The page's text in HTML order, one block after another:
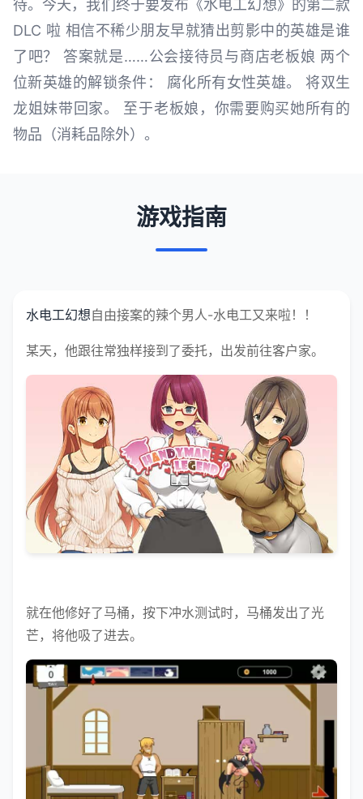
待。今天，我们终于要发布《水电工幻想》的第二款
DLC 啦 相信不稀少朋友早就猜出剪影中的英雄是谁
了吧？ 答案就是……公会接待员与商店老板娘 两个
位新英雄的解锁条件： 腐化所有女性英雄。 将双生
龙姐妹带回家。 至于老板娘，你需要购买她所有的
物品（消耗品除外）。
游戏指南
水电工幻想自由接案的辣个男人-水电工又来啦！！
某天，他跟往常独样接到了委托，出发前往客户家。
就在他修好了马桶，按下冲水测试时，马桶发出了光
芒，将他吸了进去。